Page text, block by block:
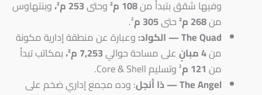
وفيها شقق بتبدأ من108 م² وحتى253 م²،
وبنتهاوس
من268 م² حتى305 م
².
The Quad — الكواد:
وعبارة عن منطقة إدارية مكونة
من4 مبانٍ على مساحة حوالي7,253 م²،
بمكاتب تبدأ
من
² وتسليم Core & Shell.
The Angel — ذا أنجل
: وده مجمع إداري ضخم على